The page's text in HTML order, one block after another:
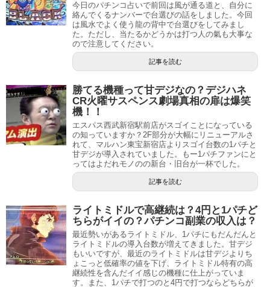
今日のパチンコ占いで前回は風が通る道と、自分に
絡んでくるナンバーで台選びの話をしました。今回
は風水でよく使う龍の背中で台選びをしてみまし
た。ただし、当たるかどうかは打つ人の氣も大事な
ので注意してください。
記事を読む
勝てる機種って甘デジなの？デジハネ
CR火曜サスペンス劇場真相の扉は爆笑
機！！
エスパス西武新宿駅前店がスゴイことになっている
の知っていますか？2F部分が大幅にリニューアルさ
れて、マルハン東宝新宿店よりスゴイ台数の1パチと
甘デジが導入されていました。もー1パチファンにと
ってはよだれモノのの新台・旧台が一杯でした。
記事を読む
ライトミドルで高継続は？4円と1パチど
ちらがイイの？パチンコ副業の収入は？
最近勢いがあるライトミドル、1パチにもだんだんと
ライトミドルの導入台数が増えてきました。甘デジ
もいいですが、最近のライトミドルは甘デジよりち
ょこっと低確率の値を下げ、ライトミドル特有の高
継続性を含んだイイ感じの機種に仕上がっていま
す。また、1パチで打つのと4円で打つならどちらが